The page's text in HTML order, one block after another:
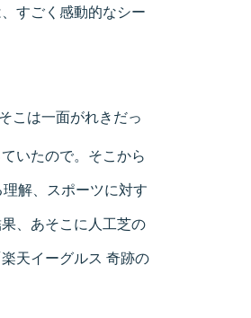
すごく感動的なシー
こは一面がれきだっ
いたので。そこから
解、スポーツに対す
、あそこに人工芝の
天イーグルス 奇跡の